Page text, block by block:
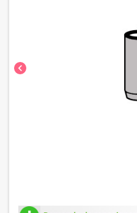
chevron_left